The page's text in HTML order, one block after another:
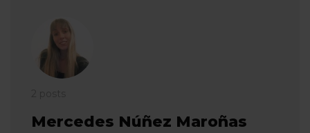
Mercedes Núñez Maroñas